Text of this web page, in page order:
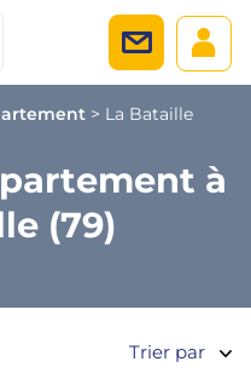
> La Bataille
à
(79)
Trier par